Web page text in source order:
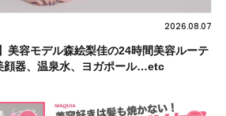
2026.08.07
美容モデル森絵梨佳の24時間美容ルーテ
器、温泉水、ヨガポール…etc